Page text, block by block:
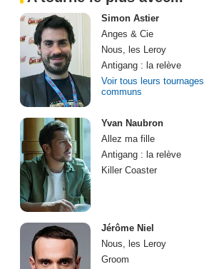
Simon Astier
Anges & Cie
Nous, les Leroy
Antigang : la relève
Voir tous leurs tournages
communs
Yvan Naubron
Allez ma fille
Antigang : la relève
Killer Coaster
Jérôme Niel
Nous, les Leroy
Groom